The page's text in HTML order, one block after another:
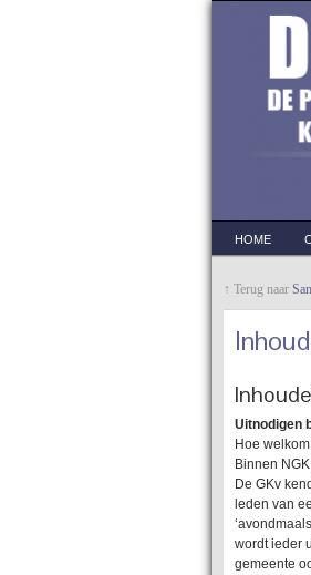
HOME
↑ Terug naar
Uitnodigen
Hoe
Binnen
De GKv
leden van
wordt ieder
gemeente